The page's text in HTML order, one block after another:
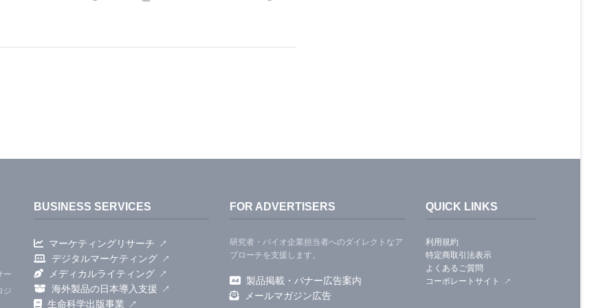
に反応して体内の水分を保持するのを助け、トゥル
タイミングはアフリカ北部の乾燥化と一致している
ー
ジ
BUSINESS SERVICES
マーケティングリサーチ
デジタルマーケティング
メディカルライティング
海外製品の日本導入支援
生命科学出版事業
FOR ADVERTISERS
研究者・バイオ企業担当者へのダイレクトなア
プローチを支援します。
製品掲載・バナー広告案内
メールマガジン広告
QUICK LINKS
利用規約
特定商取引法表示
よくあるご質問
コーポレートサイト